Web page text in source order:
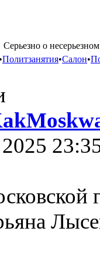
Серьезно о
•Политзанятия•Салон•